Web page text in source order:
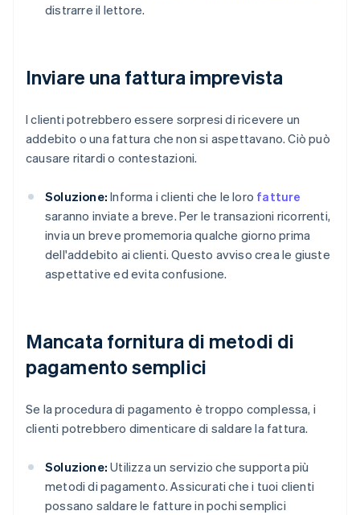
distrarre il lettore.
Inviare una fattura imprevista
I clienti potrebbero essere sorpresi di ricevere un
addebito o una fattura che non si aspettavano. Ciò può
causare ritardi o contestazioni.
Soluzione: Informa i clienti che le loro fatture
saranno inviate a breve. Per le transazioni ricorrenti,
invia un breve promemoria qualche giorno prima
dell'addebito ai clienti. Questo avviso crea le giuste
aspettative ed evita confusione.
Mancata fornitura di metodi di
pagamento semplici
Se la procedura di pagamento è troppo complessa, i
clienti potrebbero dimenticare di saldare la fattura.
Soluzione: Utilizza un servizio che supporta più
metodi di pagamento. Assicurati che i tuoi clienti
possano saldare le fatture in pochi semplici